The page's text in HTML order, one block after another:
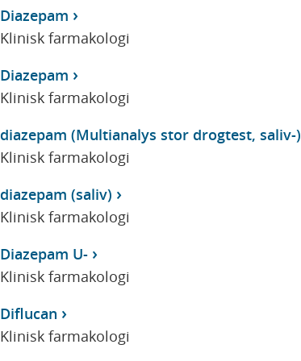
Diazepam
Klinisk farmakologi
Diazepam
Klinisk farmakologi
diazepam (Multianalys stor drogtest, saliv-)
Klinisk farmakologi
diazepam (saliv)
Klinisk farmakologi
Diazepam U-
Klinisk farmakologi
Diflucan
Klinisk farmakologi